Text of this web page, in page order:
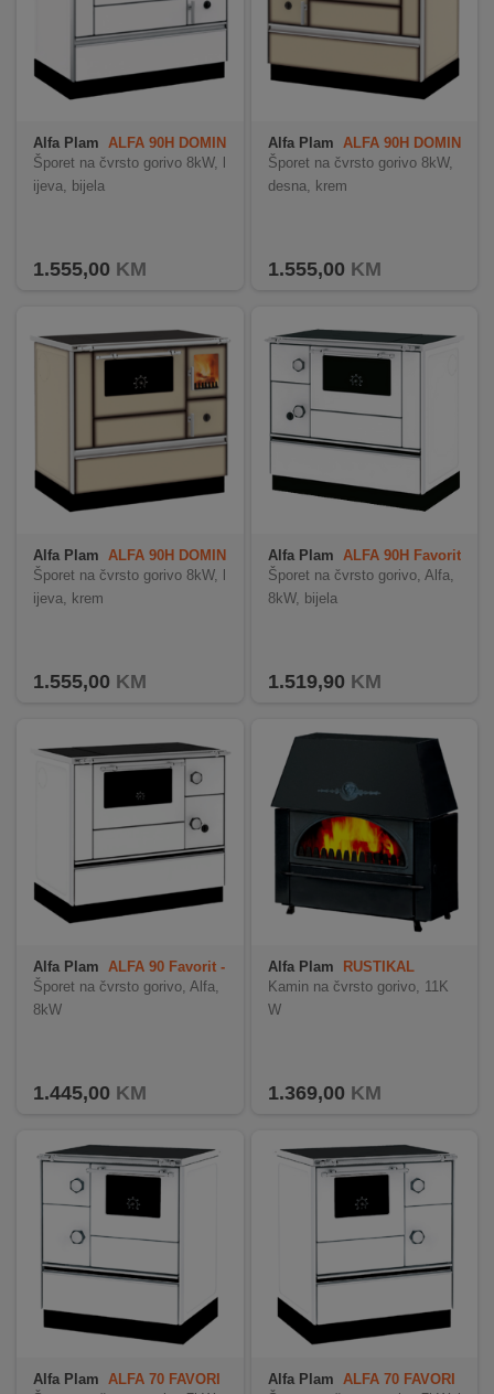
KATALOZI
KAKO
KUPITI?
UČINKOVITOSTI
Alfa Plam ALFA 90H DOMIN
ANT
Šporet na čvrsto gorivo 8kW, l
ijeva, bijela
1.555,00 KM
Alfa Plam ALFA 90H DOMIN
ANT
Šporet na čvrsto gorivo 8kW,
desna, krem
1.555,00 KM
Alfa Plam
ALFA 90H DOMIN
ANT
Šporet na čvrsto gorivo 8kW, l
ijeva, krem
1.555,00 KM
Alfa Plam
ALFA 90H Favorit
- Bijela desna
Šporet na čvrsto gorivo, Alfa,
8kW, bijela
1.519,90 KM
Alfa Plam ALFA 90 Favorit -
lijeva
Šporet na čvrsto gorivo, Alfa,
8kW
1.445,00 KM
Alfa Plam
RUSTIKAL
Kamin na čvrsto gorivo, 11K
W
1.369,00 KM
Alfa Plam
ALFA 70 FAVORI
Alfa Plam
ALFA 70 FAVORI